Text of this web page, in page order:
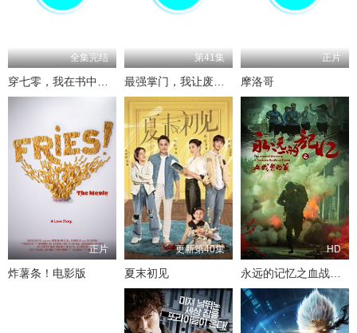
全集完结
穿七零，我在书中挺好的
第41集
最强掌门，我让废柴宗门碾压三界
正片
摩洛哥
正片
炸薯条！电影版
更新第40集
夏末初见
HD
永远的记忆之血战黎明前